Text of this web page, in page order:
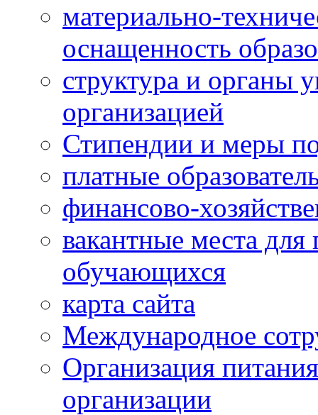
материально-
оснащенность
структура и органы
организацией
Стипендии и меры
платные
финансово-
вакантные места
обучающихся
карта сайта
Международное
Организация
организации